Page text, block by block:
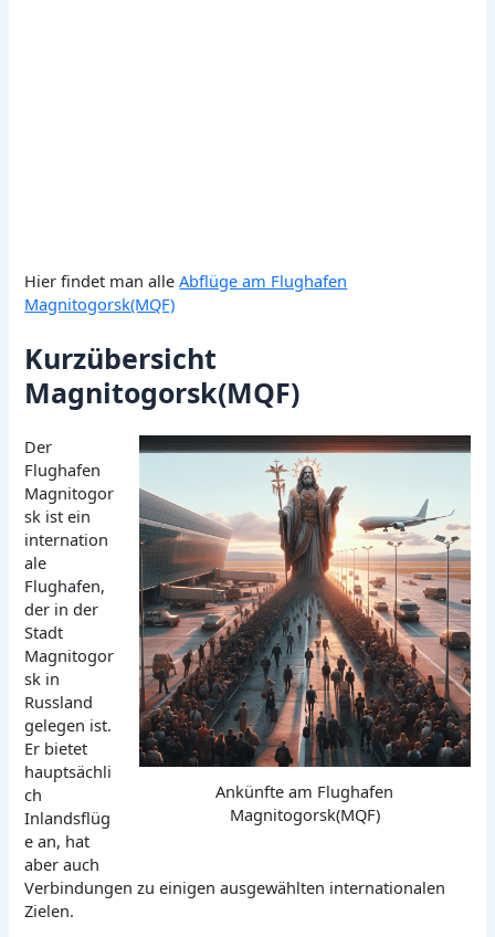
Hier findet man alleAbflüge am Flughafen
Magnitogorsk(MQF)
Kurzübersicht
Magnitogorsk(MQF)
Ankünfte am Flughafen
Magnitogorsk(MQF)
Der
Flughafen
Magnitogor
sk ist ein
internation
ale
Flughafen,
der in der
Stadt
Magnitogor
sk in
Russland
gelegen ist.
Er bietet
hauptsächli
ch
Inlandsflüg
e an, hat
aber auch
Verbindungen zu einigen ausgewählten internationalen
Zielen.